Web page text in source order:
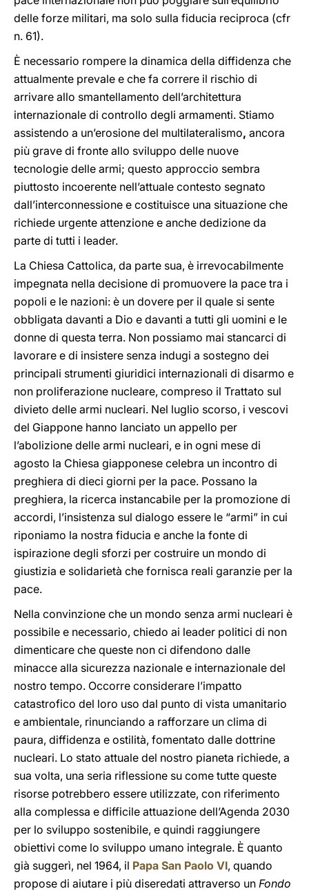
delle forze militari, ma solo sulla fiducia reciproca (cfr
n. 61).
È necessario rompere la dinamica della diffidenza che
attualmente prevale e che fa correre il rischio di
arrivare allo smantellamento dell’architettura
internazionale di controllo degli armamenti. Stiamo
assistendo a un’erosione del multilateralismo, ancora
più grave di fronte allo sviluppo delle nuove
tecnologie delle armi; questo approccio sembra
piuttosto incoerente nell’attuale contesto segnato
dall’interconnessione e costituisce una situazione che
richiede urgente attenzione e anche dedizione da
parte di tutti i leader.
La Chiesa Cattolica, da parte sua, è irrevocabilmente
impegnata nella decisione di promuovere la pace tra i
popoli e le nazioni: è un dovere per il quale si sente
obbligata davanti a Dio e davanti a tutti gli uomini e le
donne di questa terra. Non possiamo mai stancarci di
lavorare e di insistere senza indugi a sostegno dei
principali strumenti giuridici internazionali di disarmo e
non proliferazione nucleare, compreso il Trattato sul
divieto delle armi nucleari. Nel luglio scorso, i vescovi
del Giappone hanno lanciato un appello per
l’abolizione delle armi nucleari, e in ogni mese di
agosto la Chiesa giapponese celebra un incontro di
preghiera di dieci giorni per la pace. Possano la
preghiera, la ricerca instancabile per la promozione di
accordi, l’insistenza sul dialogo essere le “armi” in cui
riponiamo la nostra fiducia e anche la fonte di
ispirazione degli sforzi per costruire un mondo di
giustizia e solidarietà che fornisca reali garanzie per la
pace.
Nella convinzione che un mondo senza armi nucleari è
possibile e necessario, chiedo ai leader politici di non
dimenticare che queste non ci difendono dalle
minacce alla sicurezza nazionale e internazionale del
nostro tempo. Occorre considerare l’impatto
catastrofico del loro uso dal punto di vista umanitario
e ambientale, rinunciando a rafforzare un clima di
paura, diffidenza e ostilità, fomentato dalle dottrine
nucleari. Lo stato attuale del nostro pianeta richiede, a
sua volta, una seria riflessione su come tutte queste
risorse potrebbero essere utilizzate, con riferimento
alla complessa e difficile attuazione dell’Agenda 2030
per lo sviluppo sostenibile, e quindi raggiungere
obiettivi come lo sviluppo umano integrale. È quanto
già suggerì, nel 1964, il Papa San Paolo VI, quando
propose di aiutare i più diseredati attraverso un Fondo